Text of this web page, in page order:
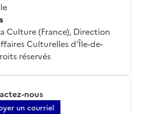
Culture (France), Direction
Culturelles d'Île-de-
réservés
nous
un courriel